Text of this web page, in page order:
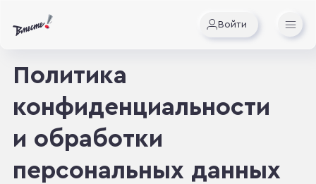
Войти
Политика
конфиденциальности
и обработки
персональных данных